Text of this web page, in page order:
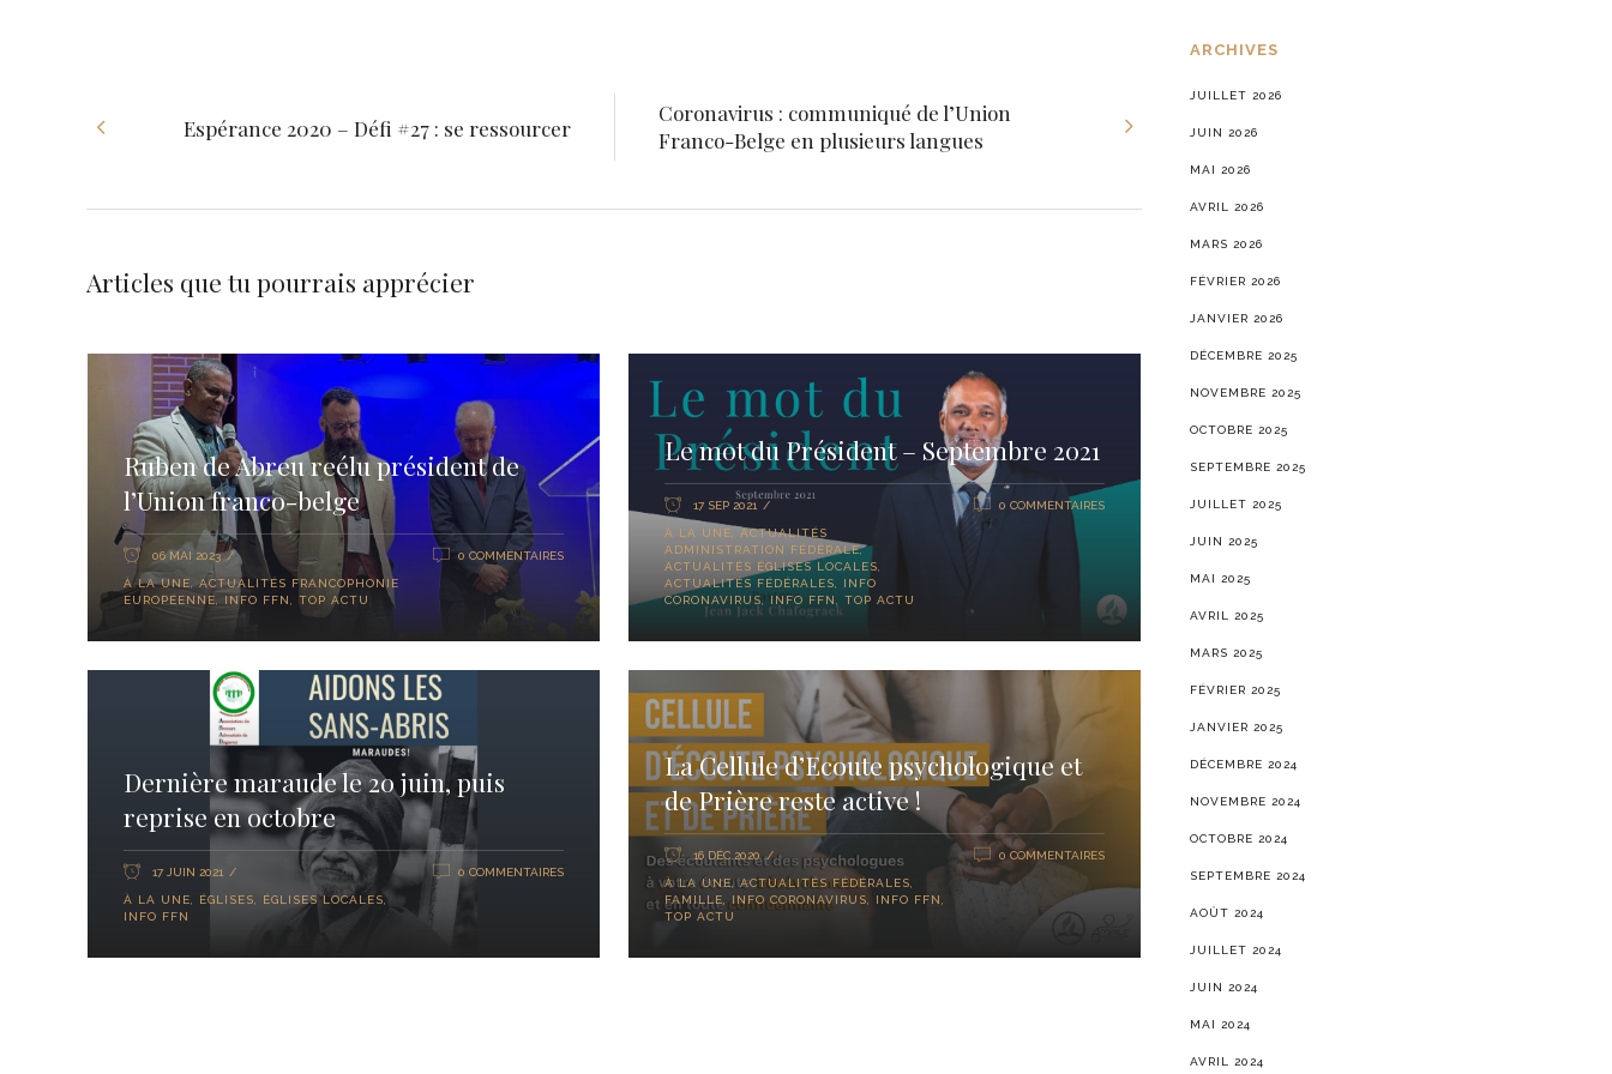
Espérance 2020 – Défi #27 : se ressourcer
Coronavirus : communiqué de l’Union
Franco-Belge en plusieurs langues
Articles que tu pourrais apprécier
Ruben de Abreu reélu président de
l’Union franco-belge
06 MAI 2023
À LA UNE
ACTUALITÉS FRANCOPHONIE
EUROPÉENNE
INFO FFN TOP ACTU
0 COMMENTAIRES
Le mot du Président – Septembre 2021
17 SEP 2021
À LA UNE
ACTUALITÉS
ADMINISTRATION FÉDÉRALE,
ACTUALITÉS ÉGLISES LOCALES
ACTUALITÉS FÉDÉRALES
INFO
CORONAVIRUS
INFO FFN TOP ACTU
0 COMMENTAIRES
Dernière maraude le 20 juin, puis
reprise en octobre
17 JUIN 2021
À LA UNE, ÉGLISES, ÉGLISES LOCALES,
INFO FFN
0 COMMENTAIRES
La Cellule d’Ecoute psychologique et
de Prière reste active !
16 DÉC 2020
À LA UNE,ACTUALITÉS FÉDÉRALES,
FAMILLE, INFO CORONAVIRUS, INFO FFN ,
TOP ACTU
0 COMMENTAIRES
ARCHIVES
JUILLET 2026
JUIN 2026
MAI 2026
AVRIL 2026
MARS 2026
FÉVRIER 2026
JANVIER 2026
DÉCEMBRE 2025
NOVEMBRE 2025
OCTOBRE 2025
SEPTEMBRE 2025
JUILLET 2025
JUIN 2025
MAI 2025
AVRIL 2025
MARS 2025
FÉVRIER 2025
JANVIER 2025
DÉCEMBRE 2024
NOVEMBRE 2024
OCTOBRE 2024
SEPTEMBRE 2024
AOÛT 2024
JUILLET 2024
JUIN 2024
MAI 2024
AVRIL 2024